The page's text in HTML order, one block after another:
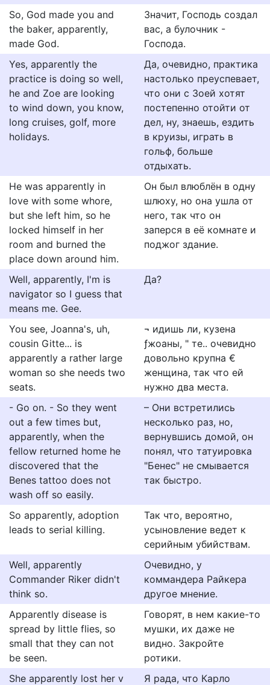
So, God made you and
the baker, apparently,
made God.
Значит, Господь создал
вас, а булочник -
Господа.
Yes, apparently the
practice is doing so well,
he and Zoe are looking
to wind down, you know,
long cruises, golf, more
holidays.
Да, очевидно, практика
настолько преуспевает,
что они с Зоей хотят
постепенно отойти от
дел, ну, знаешь, ездить
в круизы, играть в
гольф, больше
отдыхать.
He was apparently in
love with some whore,
but she left him, so he
locked himself in her
room and burned the
place down around him.
Он был влюблён в одну
шлюху, но она ушла от
него, так что он
заперся в её комнате и
поджог здание.
Well, apparently, I'm is
navigator so I guess that
means me. Gee.
Да?
You see, Joanna's, uh,
cousin Gitte... is
apparently a rather large
woman so she needs two
seats.
¬ идишь ли, кузена
ƒжоаны, " те.. очевидно
довольно крупна €
женщина, так что ей
нужно два места.
- Go on. - So they went
out a few times but,
apparently, when the
fellow returned home he
discovered that the
Benes tattoo does not
wash off so easily.
– Они встретились
несколько раз, но,
вернувшись домой, он
понял, что татуировка
"Бенес" не смывается
так быстро.
So apparently, adoption
leads to serial killing.
Так что, вероятно,
усыновление ведет к
серийным убийствам.
Well, apparently
Commander Riker didn't
think so.
Очевидно, у
коммандера Райкера
другое мнение.
Apparently disease is
spread by little flies, so
small that they can not
be seen.
Говорят, в нем какие-то
мушки, их даже не
видно. Закройте
ротики.
She apparently lost her v
Я рада, что Карло